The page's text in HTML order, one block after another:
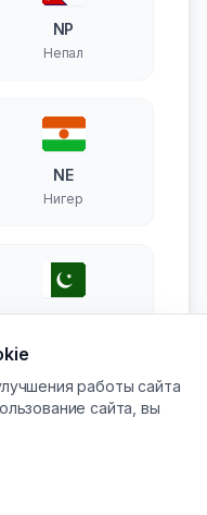
NP
Непал
NE
Нигер
PK
работы сайта
сайта, вы